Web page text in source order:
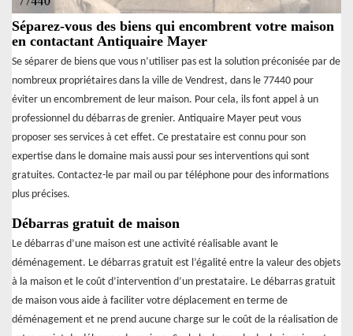
Séparez-vous des biens qui encombrent votre maison
en contactant Antiquaire Mayer
Se séparer de biens que vous n’utiliser pas est la solution préconisée par de
nombreux propriétaires dans la ville de Vendrest, dans le 77440 pour
éviter un encombrement de leur maison. Pour cela, ils font appel à un
professionnel du débarras de grenier. Antiquaire Mayer peut vous
proposer ses services à cet effet. Ce prestataire est connu pour son
expertise dans le domaine mais aussi pour ses interventions qui sont
gratuites. Contactez-le par mail ou par téléphone pour des informations
plus précises.
Débarras gratuit de maison
Le débarras d’une maison est une activité réalisable avant le
déménagement. Le débarras gratuit est l’égalité entre la valeur des objets
à la maison et le coût d’intervention d’un prestataire. Le débarras gratuit
de maison vous aide à faciliter votre déplacement en terme de
déménagement et ne prend aucune charge sur le coût de la réalisation de